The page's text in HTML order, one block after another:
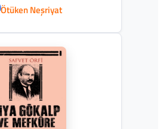
Ötüken Neşriyat